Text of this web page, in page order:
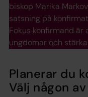
biskop Marika
satsning på
Fokus konfirmand
ungdomar och
Planerar du
Välj någon